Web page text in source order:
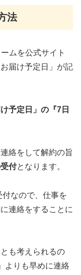
法
ムを公式サイト
届け予定日」が記
け予定日」の『7日
絡をして解約の旨
付となります。
なので、仕事を
連絡をすることに
も考えられるの
よりも早めに連絡